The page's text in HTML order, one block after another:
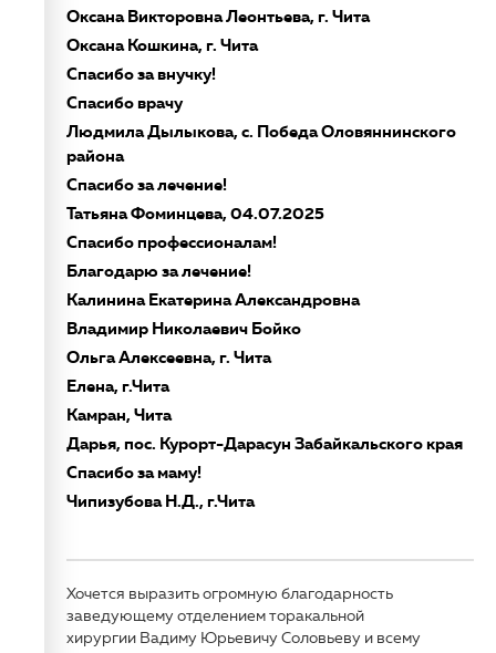
Оксана Викторовна Леонтьева, г. Чита
Оксана Кошкина, г. Чита
Спасибо за внучку!
Спасибо врачу
Людмила Дылыкова, с. Победа Оловяннинского
района
Спасибо за лечение!
Татьяна Фоминцева, 04.07.2025
Спасибо профессионалам!
Благодарю за лечение!
Калинина Екатерина Александровна
Владимир Николаевич Бойко
Ольга Алексеевна, г. Чита
Елена, г.Чита
Камран, Чита
Дарья, пос. Курорт-Дарасун Забайкальского края
Спасибо за маму!
Чипизубова Н.Д., г.Чита
Хочется выразить огромную благодарность
заведующему отделением торакальной
хирургии Вадиму Юрьевичу Соловьеву и всему